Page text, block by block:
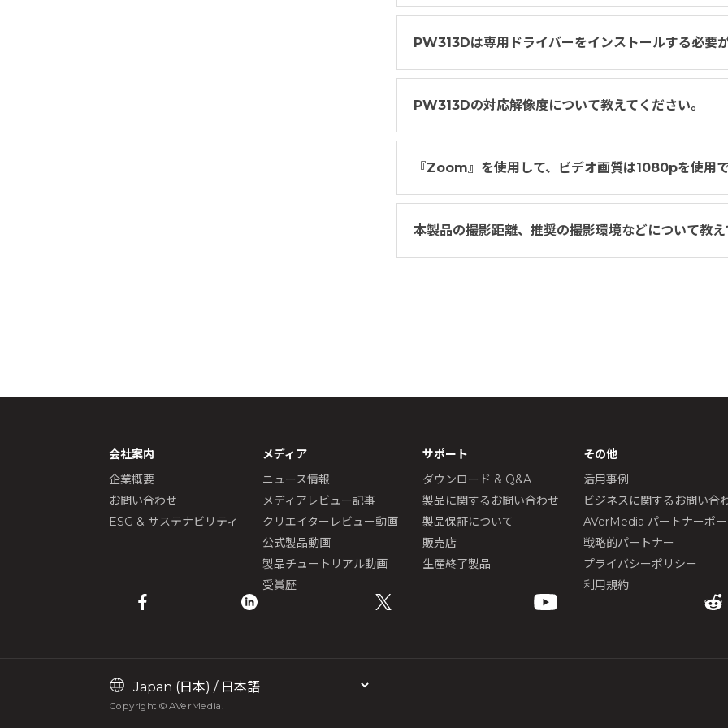
PW313Dは専用ドライバーをインストールする必要
PW313Dの対応解像度について教えてください。
『Zoom』を使用して、ビデオ画質は1080pを使用で
本製品の撮影距離、推奨の撮影環境などについて教え
会社案内
企業概要
お問い合わせ
ESG & サステナビリティ
メディア
ニュース情報
メディアレビュー記事
クリエイターレビュー動画
公式製品動画
製品チュートリアル動画
受賞歴
サポート
ダウンロード & Q&A
製品に関するお問い合わせ
製品保証について
販売店
生産終了製品
その他
活用事例
ビジネスに関するお問い合
AVerMedia パートナーポ
戦略的パートナー
プライバシーポリシー
利用規約
Copyright © AVerMedia.